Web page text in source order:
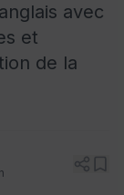
avec
et
de la